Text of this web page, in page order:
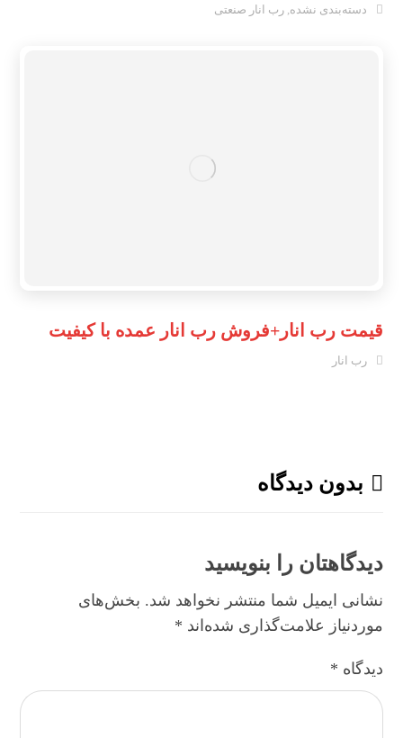
دسته‌بندی نشده,رب انار صنعتی
قیمت رب انار+فروش رب انار عمده با کیفیت
رب انار
بدون دیدگاه
دیدگاهتان را بنویسید
نشانی ایمیل شما منتشر نخواهد شد. بخش‌های
موردنیاز علامت‌گذاری شده‌اند *
دیدگاه *